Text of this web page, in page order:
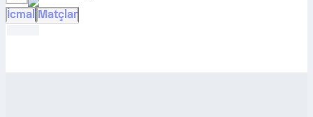
15
İcmal Matçlar